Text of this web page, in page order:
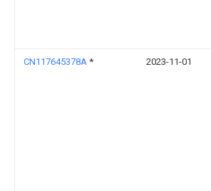
CN117645378A * 2023-11-01